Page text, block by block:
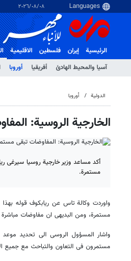
٠٨‏/٠٨‏/٢٠٢٦
الرئيسية إيران فلسطین الاقلیمیة
آسيا والمحيط الهادئ
أفريقيا أوروبا
الدولية أوروبا
الخارجية الروسية:
أکد مساعد وزیر خارجیة روسیا سیرغی
مستمرة.
واوردت وکالة تاس عن ریابکوف قوله بهذا
مستمرة، ومن البدیهی ان مفاوضات
واشار المسؤول الروسی الی تحدید موعد
مستمرون فی التعاون والتباحث مع جمیع